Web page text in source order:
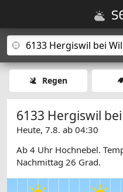
Regen
6133 Hergiswil
Heute, 7.8. ab 04:30
Ab 4 Uhr Hochnebel.
Nachmittag 26 Grad.